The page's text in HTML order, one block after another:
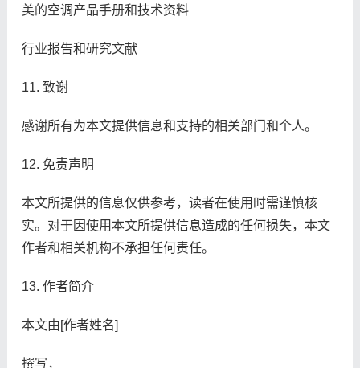
美的空调产品手册和技术资料
行业报告和研究文献
11. 致谢
感谢所有为本文提供信息和支持的相关部门和个人。
12. 免责声明
本文所提供的信息仅供参考，读者在使用时需谨慎核
实。对于因使用本文所提供信息造成的任何损失，本文
作者和相关机构不承担任何责任。
13. 作者简介
本文由[作者姓名]
撰写，